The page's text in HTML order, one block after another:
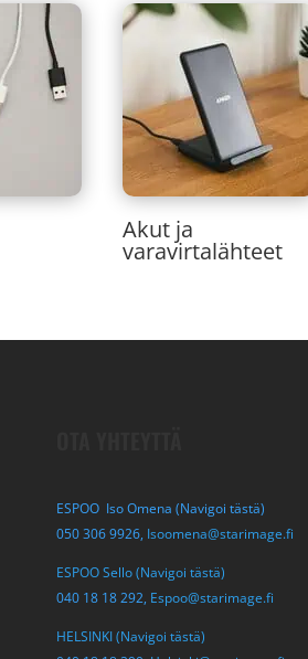
Akut ja
varavirtalähteet
ESPOO Iso Omena (Navigoi tästä)
050 306 9926, Isoomena@starimage.fi
ESPOO Sello (Navigoi tästä)
040 18 18 292, Espoo@starimage.fi
HELSINKI (Navigoi tästä)